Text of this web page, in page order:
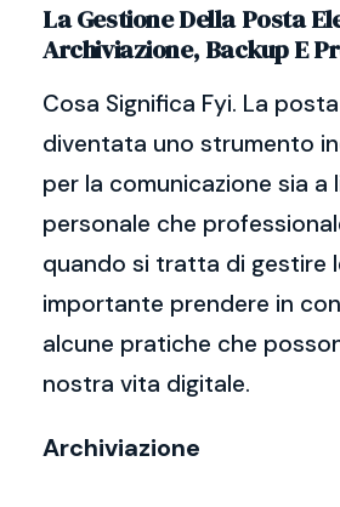
La Gestione Della Posta
Archiviazione, Backup E
Cosa Significa Fyi. La
diventata uno strumento
per la comunicazione sia a
personale che
quando si tratta di gestire
importante prendere in
alcune pratiche che
nostra vita digitale.
Archiviazione